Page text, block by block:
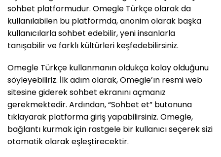
sohbet platformudur. Omegle Türkçe olarak da
kullanılabilen bu platformda, anonim olarak başka
kullanıcılarla sohbet edebilir, yeni insanlarla
tanışabilir ve farklı kültürleri keşfedebilirsiniz.
Omegle Türkçe kullanmanın oldukça kolay olduğunu
söyleyebiliriz. İlk adım olarak, Omegle’ın resmi web
sitesine giderek sohbet ekranını açmanız
gerekmektedir. Ardından, “Sohbet et” butonuna
tıklayarak platforma giriş yapabilirsiniz. Omegle,
bağlantı kurmak için rastgele bir kullanıcı seçerek sizi
otomatik olarak eşleştirecektir.